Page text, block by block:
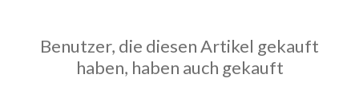
Benutzer, die diesen Artikel gekauft
haben, haben auch gekauft